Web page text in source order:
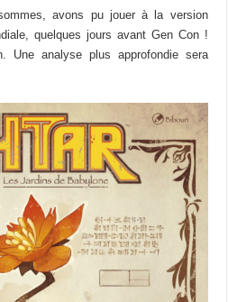
avons pu jouer à la version
quelques jours avant Gen Con !
Une analyse plus approfondie sera